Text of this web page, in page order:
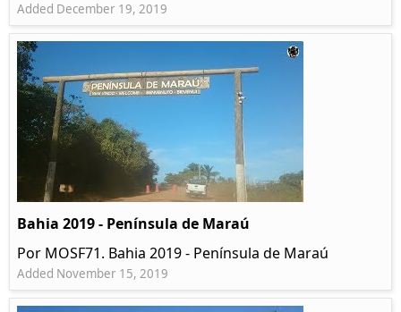
Added December 19, 2019
Bahia 2019 - Península de Maraú
Por MOSF71. Bahia 2019 - Península de Maraú
Added November 15, 2019